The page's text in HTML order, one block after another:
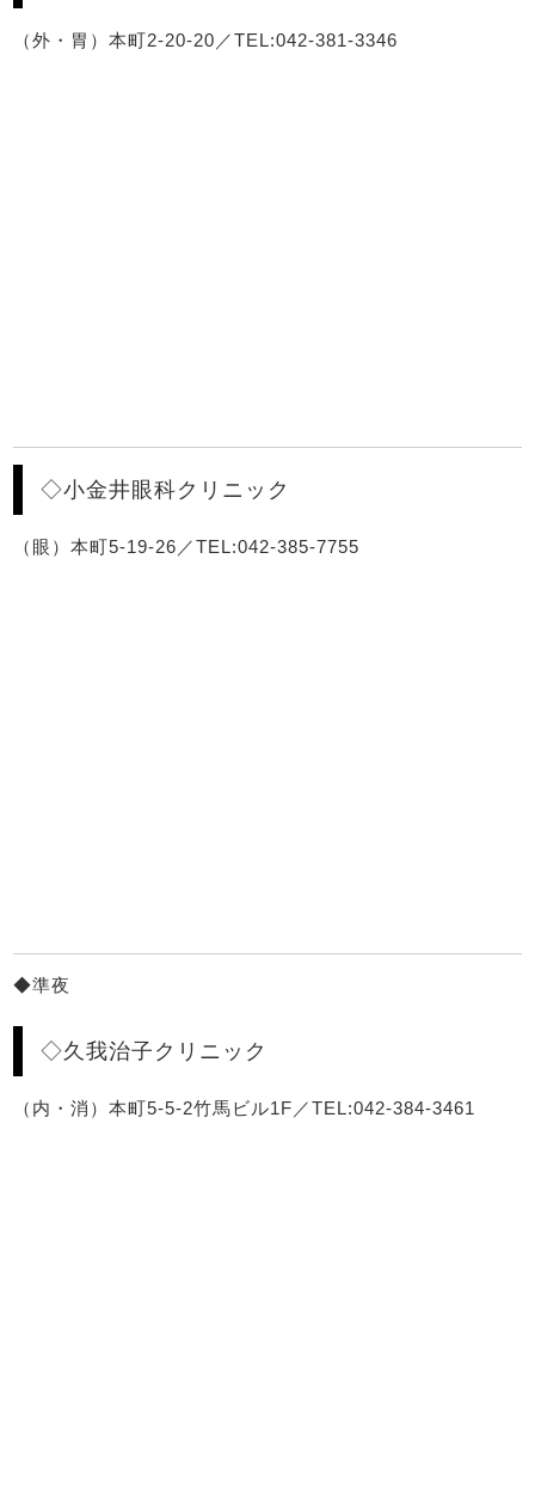
（外・胃）本町2-20-20／TEL:042-381-3346
◇小金井眼科クリニック
（眼）本町5-19-26／TEL:042-385-7755
◆準夜
◇久我治子クリニック
（内・消）本町5-5-2竹馬ビル1F／TEL:042-384-3461